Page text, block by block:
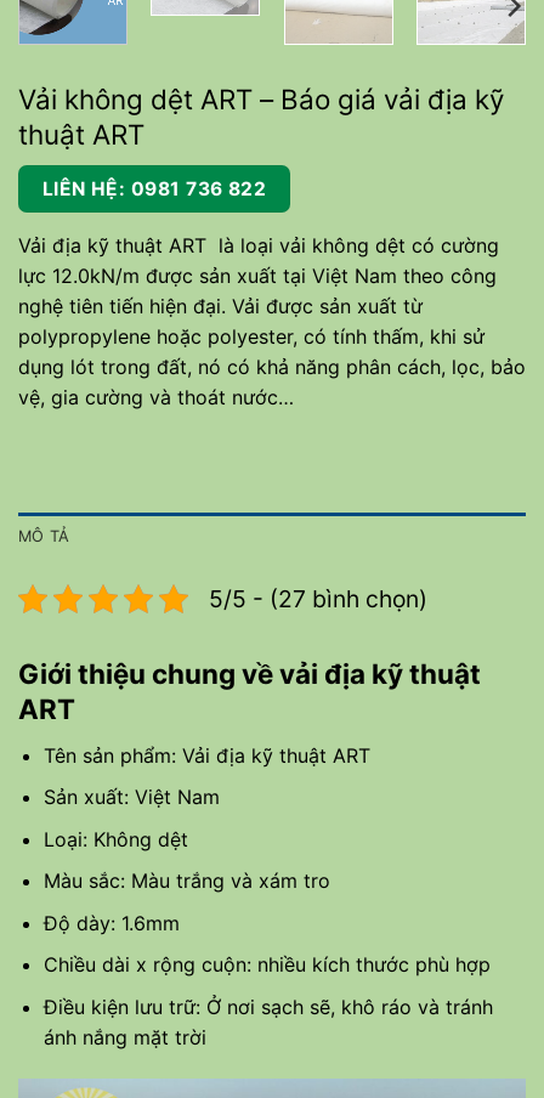
Vải không dệt ART – Báo giá vải địa kỹ
thuật ART
LIÊN HỆ: 0981 736 822
Vải địa kỹ thuật ART là loại vải không dệt có cường
lực 12.0kN/m được sản xuất tại Việt Nam theo công
nghệ tiên tiến hiện đại. Vải được sản xuất từ
polypropylene hoặc polyester, có tính thấm, khi sử
dụng lót trong đất, nó có khả năng phân cách, lọc, bảo
vệ, gia cường và thoát nước…
MÔ TẢ
5/5 - (27 bình chọn)
Giới thiệu chung về vải địa kỹ thuật
ART
Tên sản phẩm: Vải địa kỹ thuật ART
Sản xuất: Việt Nam
Loại: Không dệt
Màu sắc: Màu trắng và xám tro
Độ dày: 1.6mm
Chiều dài x rộng cuộn: nhiều kích thước phù hợp
Điều kiện lưu trữ: Ở nơi sạch sẽ, khô ráo và tránh
ánh nắng mặt trời